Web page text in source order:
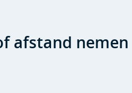
afstand nemen